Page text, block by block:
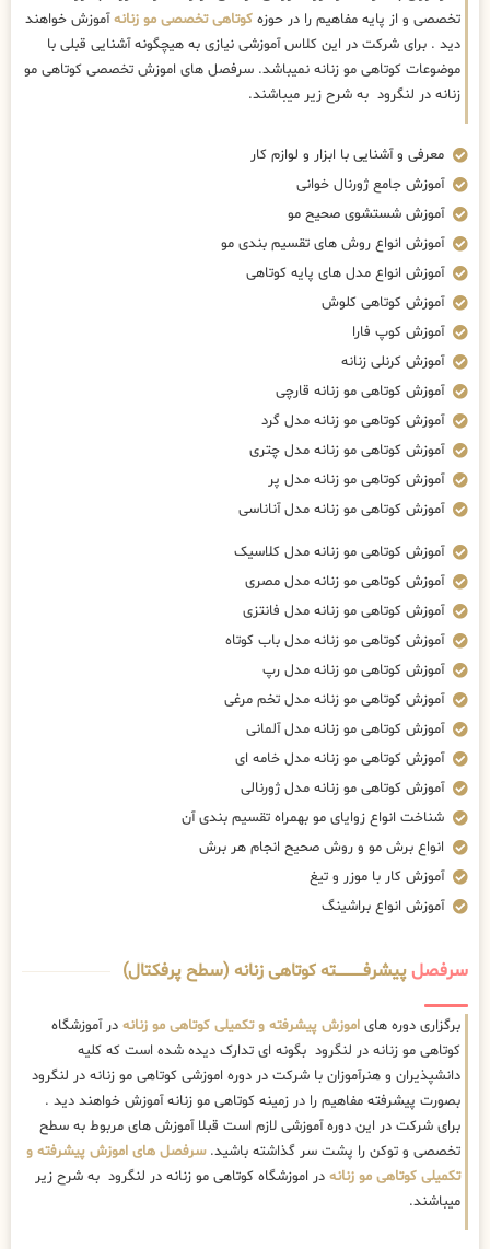
تخصصی و از پایه مفاهیم را در حوزه کوتاهی تخصصی مو زنانهآموزش خواهند
دید . برای شرکت در این کلاس آموزشی نیازی به هیچگونه آشنایی قبلی با
موضوعات کوتاهی مو زنانه نمیباشد. سرفصل های اموزش تخصصی کوتاهی مو
زنانه در لنگرود به شرح زیر میباشند.
معرفی و آشنایی با ابزار و لوازم کار
آموزش جامع ژورنال خوانی
آموزش شستشوی صحیح مو
آموزش انواع روش های تقسیم بندی مو
آموزش انواع مدل های پایه کوتاهی
آموزش کوتاهی کلوش
آموزش کوپ فارا
آموزش کرنلی زنانه
آموزش کوتاهی مو زنانه قارچی
آموزش کوتاهی مو زنانه مدل گرد
آموزش کوتاهی مو زنانه مدل چتری
آموزش کوتاهی مو زنانه مدل پر
آموزش کوتاهی مو زنانه مدل آناناسی
آموزش کوتاهی مو زنانه مدل کلاسیک
آموزش کوتاهی مو زنانه مدل مصری
آموزش کوتاهی مو زنانه مدل فانتزی
آموزش کوتاهی مو زنانه مدل باب کوتاه
آموزش کوتاهی مو زنانه مدل رپ
آموزش کوتاهی مو زنانه مدل تخم مرغی
آموزش کوتاهی مو زنانه مدل آلمانی
آموزش کوتاهی مو زنانه مدل خامه ای
آموزش کوتاهی مو زنانه مدل ژورنالی
شناخت انواع زوایای مو بهمراه تقسیم بندی آن
انواع برش مو و روش صحیح انجام هر برش
آموزش کار با موزر و تیغ
آموزش انواع براشینگ
سرفصلپیشرفــــــــــــته کوتاهی زنانه (سطح پرفکتال)
برگزاری دوره های اموزش پیشرفته و تکمیلی کوتاهی مو زنانه در آموزشگاه
کوتاهی مو زنانه در لنگرود بگونه ای تدارک دیده شده است که کلیه
دانشپذیران و هنرآموزان با شرکت در دوره اموزشی کوتاهی مو زنانه در لنگرود
بصورت پیشرفته مفاهیم را در زمینه کوتاهی مو زنانه آموزش خواهند دید .
برای شرکت در این دوره آموزشی لازم است قبلا آموزش های مربوط به سطح
تخصصی و توکن را پشت سر گذاشته باشید.سرفصل های اموزش پیشرفته و
تکمیلی کوتاهی مو زنانه در اموزشگاه کوتاهی مو زنانه در لنگرود به شرح زیر
میباشند.